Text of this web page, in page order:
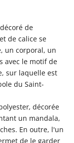
de
de calice se
un corporal, un
avec le motif de
sur laquelle est
du Saint-
, décorée
un mandala,
En outre, l'un
de le garder